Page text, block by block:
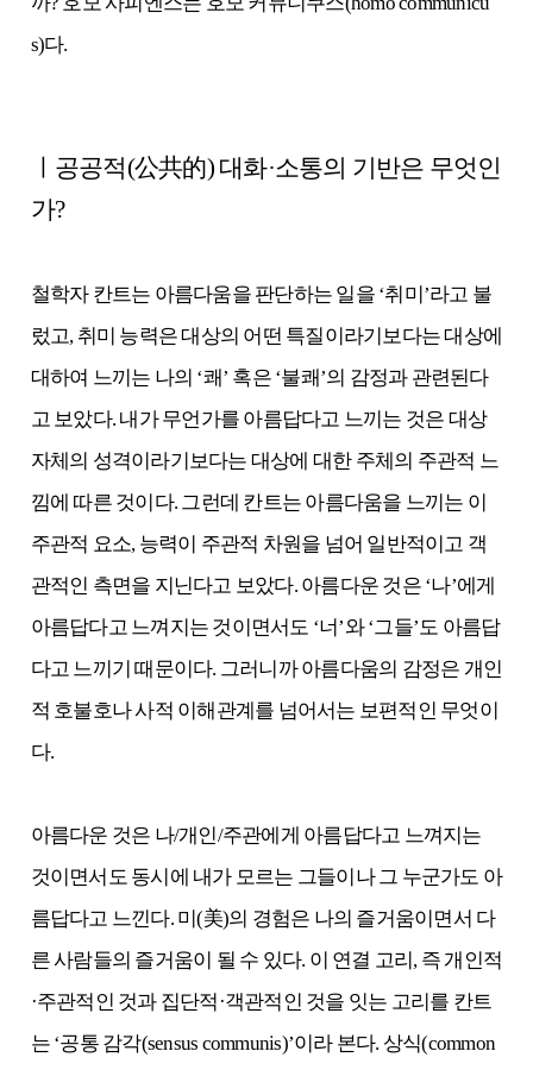
s)다.
ㅣ공공적(公共的) 대화·소통의 기반은 무엇인
가?
철학자 칸트는 아름다움을 판단하는 일을 ‘취미’라고 불
렀고, 취미 능력은 대상의 어떤 특질이라기보다는 대상에
대하여 느끼는 나의 ‘쾌’ 혹은 ‘불쾌’의 감정과 관련된다
고 보았다. 내가 무언가를 아름답다고 느끼는 것은 대상
자체의 성격이라기보다는 대상에 대한 주체의 주관적 느
낌에 따른 것이다. 그런데 칸트는 아름다움을 느끼는 이
주관적 요소, 능력이 주관적 차원을 넘어 일반적이고 객
관적인 측면을 지닌다고 보았다. 아름다운 것은 ‘나’에게
아름답다고 느껴지는 것이면서도 ‘너’와 ‘그들’도 아름답
다고 느끼기 때문이다. 그러니까 아름다움의 감정은 개인
적 호불호나 사적 이해관계를 넘어서는 보편적인 무엇이
다.
아름다운 것은 나/개인/주관에게 아름답다고 느껴지는
것이면서도 동시에 내가 모르는 그들이나 그 누군가도 아
름답다고 느낀다. 미(美)의 경험은 나의 즐거움이면서 다
른 사람들의 즐거움이 될 수 있다. 이 연결 고리, 즉 개인적
·주관적인 것과 집단적·객관적인 것을 잇는 고리를 칸트
는 ‘공통 감각(sensus communis)’이라 본다. 상식(common